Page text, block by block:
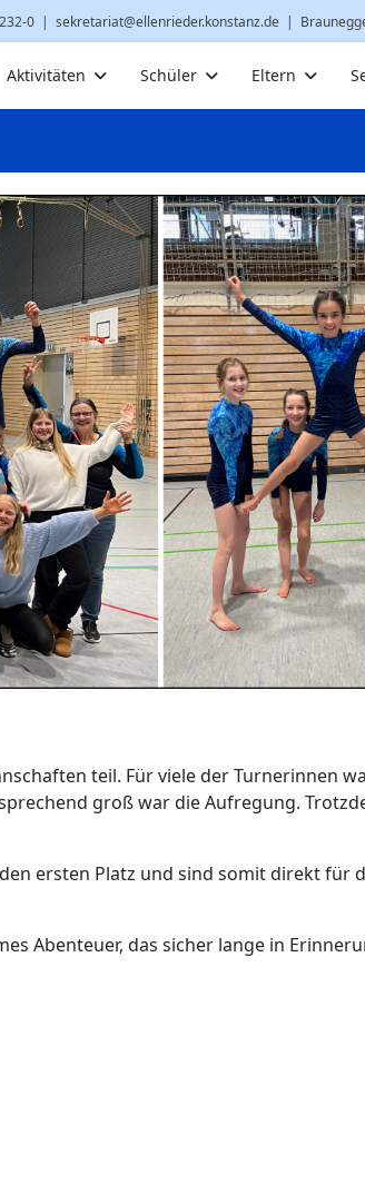
0 | sekretariat@ellenrieder.konstanz.de |
Aktivitäten Schüler Eltern
teil. Für viele der Turnerinnen
groß war die Aufregung.
ersten Platz und sind somit direkt für
Abenteuer, das sicher lange in